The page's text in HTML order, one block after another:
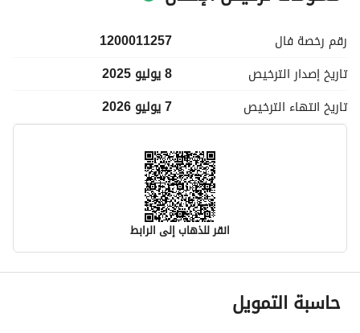
رقم رخصة فال
1200011257
تاريخ إصدار الترخيص
8 يوليو 2025
تاريخ انتهاء الترخيص 7 يوليو 2026
انقر للذهاب إلى الرابط
معلومات مسؤول الإعلان
اسم المسؤول
حاسبة التمويل